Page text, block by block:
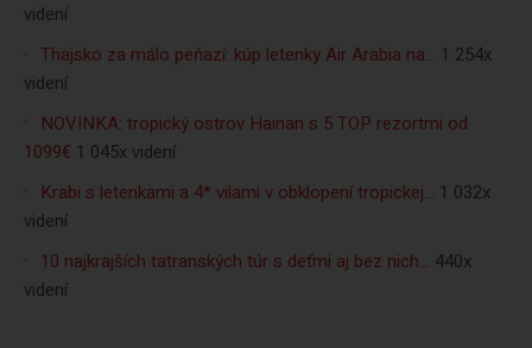
videní
Thajsko za málo peňazí: kúp letenky Air Arabia na… 1 254x
videní
NOVINKA: tropický ostrov Hainan s 5 TOP rezortmi od
1099€ 1 045x videní
Krabi s letenkami a 4* vilami v obklopení tropickej… 1 032x
videní
10 najkrajších tatranských túr s deťmi aj bez nich… 440x
videní